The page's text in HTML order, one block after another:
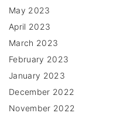
May 2023
April 2023
March 2023
February 2023
January 2023
December 2022
November 2022